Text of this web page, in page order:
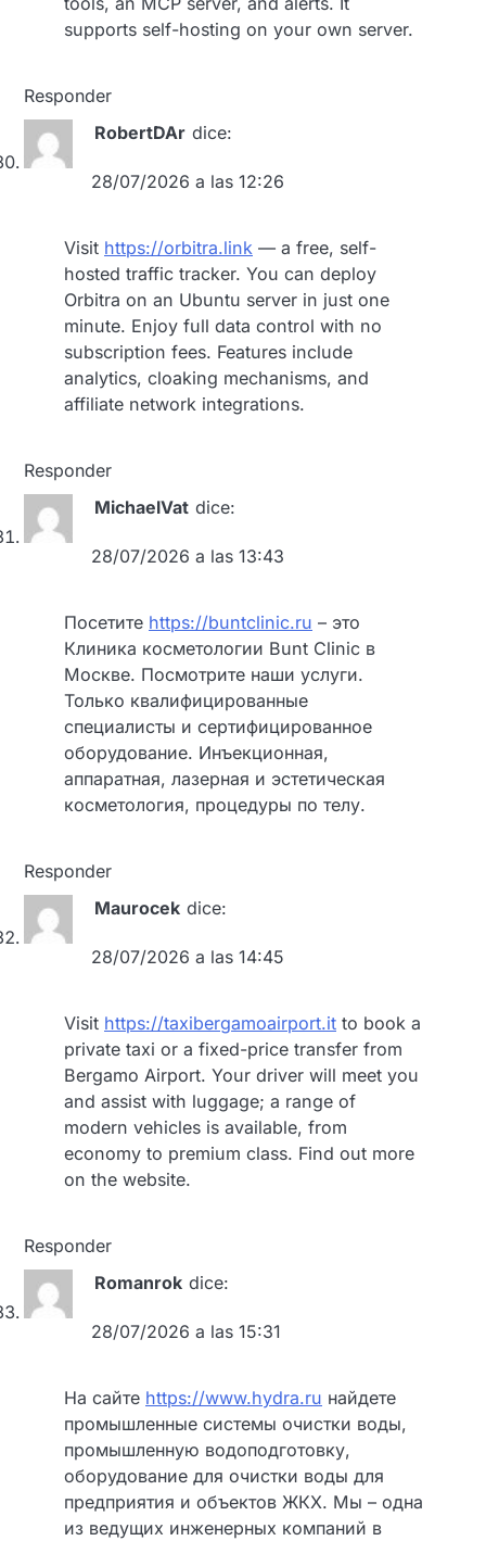
supports self-hosting on your own server.
Responder
RobertDAr dice:
28/07/2026 a las 12:26
Visit https://orbitra.link — a free, self-
hosted traffic tracker. You can deploy
Orbitra on an Ubuntu server in just one
minute. Enjoy full data control with no
subscription fees. Features include
analytics, cloaking mechanisms, and
affiliate network integrations.
Responder
MichaelVat dice:
28/07/2026 a las 13:43
Посетите https://buntclinic.ru – это
Клиника косметологии Bunt Clinic в
Москве. Посмотрите наши услуги.
Только квалифицированные
специалисты и сертифицированное
оборудование. Инъекционная,
аппаратная, лазерная и эстетическая
косметология, процедуры по телу.
Responder
Maurocek dice:
28/07/2026 a las 14:45
Visit https://taxibergamoairport.it to book a
private taxi or a fixed-price transfer from
Bergamo Airport. Your driver will meet you
and assist with luggage; a range of
modern vehicles is available, from
economy to premium class. Find out more
on the website.
Responder
Romanrok dice:
28/07/2026 a las 15:31
На сайте https://www.hydra.ru найдете
промышленные системы очистки воды,
промышленную водоподготовку,
оборудование для очистки воды для
предприятия и объектов ЖКХ. Мы – одна
из ведущих инженерных компаний в